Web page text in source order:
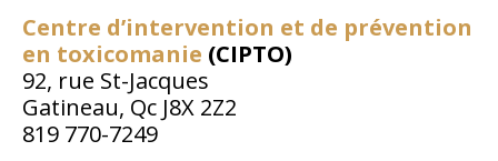
Centre d’intervention et de prévention
en toxicomanie (CIPTO)
92, rue St-Jacques
Gatineau, Qc J8X 2Z2
819 770-7249